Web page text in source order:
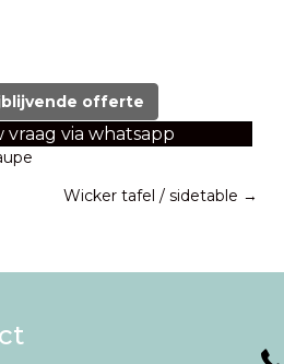
offerte
vraag via whatsapp
Wicker tafel / sidetable →